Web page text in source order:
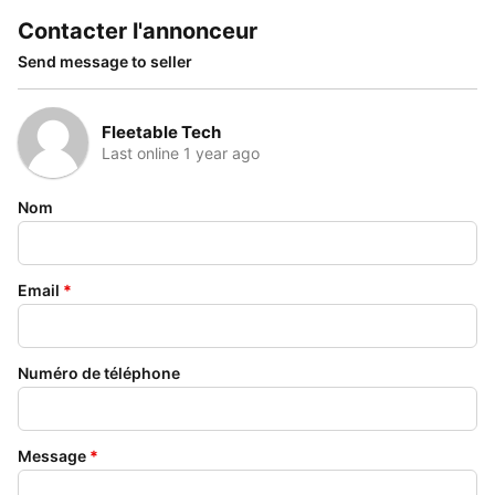
Contacter l'annonceur
Send message to seller
Fleetable Tech
Last online 1 year ago
Nom
Email *
Numéro de téléphone
Message *